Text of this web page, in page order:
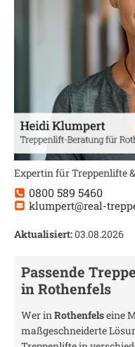
Expertin für Treppenlifte
0800 589 5460
klumpert@real-
Aktualisiert:03.08.2026
Passende
inRothenfels
Wer inRothenfelseine
maßgeschneiderte